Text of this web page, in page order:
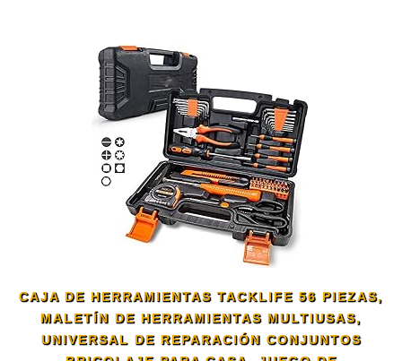
CAJA DE HERRAMIENTAS TACKLIFE 56 PIEZAS,
MALETÍN DE HERRAMIENTAS MULTIUSAS,
UNIVERSAL DE REPARACIÓN CONJUNTOS